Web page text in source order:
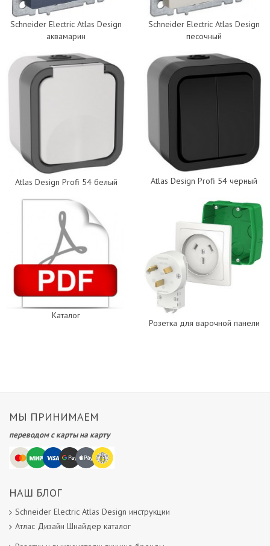
Schneider Electric Atlas Design
аквамарин
Schneider Electric Atlas Design
песочный
Atlas Design Profi 54 белый Atlas Design Profi 54 черный
Каталог
Розетка для варочной панели
МЫ ПРИНИМАЕМ
переводом с карты на карту
НАШ БЛОГ
Schneider Electric Atlas Design инструкции
Атлас Дизайн Шнайдер каталог